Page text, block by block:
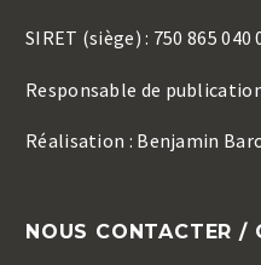
SIRET (siège) : 750 865 040
Responsable de
Réalisation : Benjamin
NOUS CONTACTER /